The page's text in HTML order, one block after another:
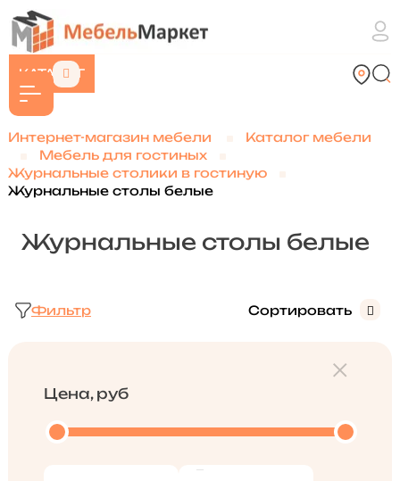
КАТАЛОГ
Интернет-магазин мебели
Каталог мебели
Мебель для гостиных
Журнальные столики в гостиную
Журнальные столы белые
Журнальные столы белые
Фильтр Сортировать
Цена, руб